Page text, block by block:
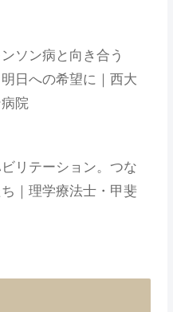
ソン病と向き合う
日への希望に｜西大
院
リテーション。つな
｜理学療法士・甲斐